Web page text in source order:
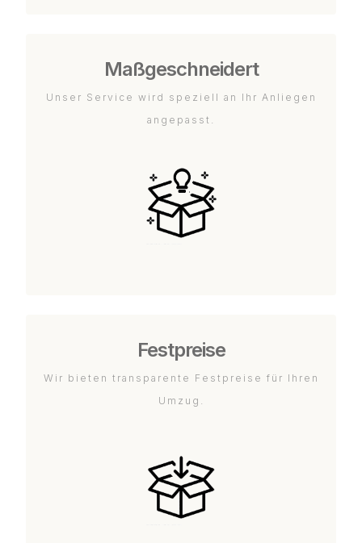
Maßgeschneidert
Unser Service wird speziell an Ihr Anliegen
angepasst.
Festpreise
Wir bieten transparente Festpreise für Ihren
Umzug.